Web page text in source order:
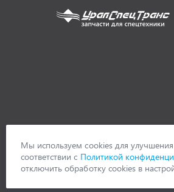
Мы используем cookies для
соответствии с Политикой
отключить обработку cookies в